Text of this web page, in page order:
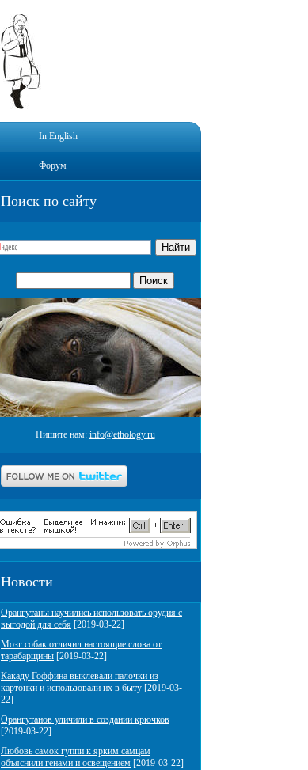
In English
Форум
Поиск по сайту
Пишите нам: info@ethology.ru
Новости
Орангутаны научились использовать орудия с
выгодой для себя [2019-03-22]
Мозг собак отличил настоящие слова от
тарабарщины [2019-03-22]
Какаду Гоффина выклевали палочки из
картонки и использовали их в быту [2019-03-
22]
Орангутанов уличили в создании крючков
[2019-03-22]
Любовь самок гуппи к ярким самцам
объяснили генами и освещением [2019-03-22]